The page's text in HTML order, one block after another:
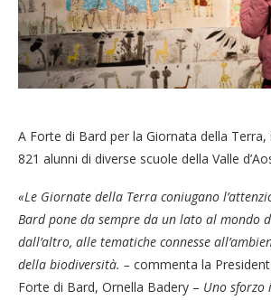
A Forte di Bard per la Giornata della Terra,
821 alunni di diverse scuole della Valle
«Le Giornate della Terra coniugano
Bard pone da sempre da un lato al mondo
dall’altro, alle tematiche connesse
della biodiversità. – commenta la
Forte di Bard, Ornella Badery – Uno sforzo